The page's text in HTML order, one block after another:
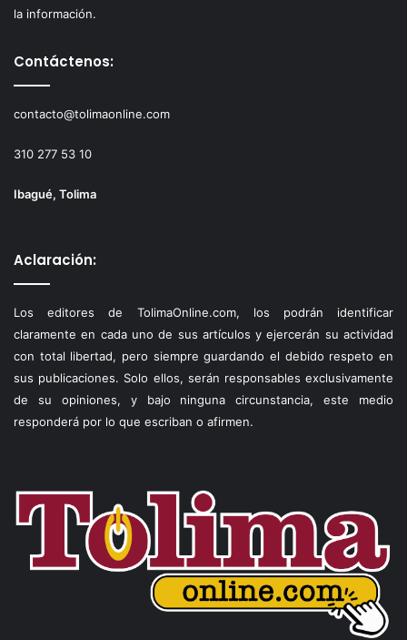
la información.
Contáctenos:
contacto@tolimaonline.com
310 277 53 10
Ibagué, Tolima
Aclaración:
Los editores de TolimaOnline.com, los podrán identificar
claramente en cada uno de sus artículos y ejercerán su actividad
con total libertad, pero siempre guardando el debido respeto en
sus publicaciones. Solo ellos, serán responsables exclusivamente
de su opiniones, y bajo ninguna circunstancia, este medio
responderá por lo que escriban o afirmen.